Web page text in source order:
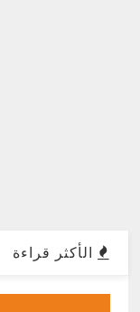
الأكثر قراءة